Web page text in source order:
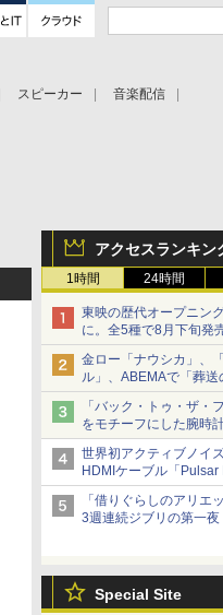
スピーカー
音楽配信
アクセスランキン
1時間 24時間
東映の歴代オープニン
に。全5種で8月下旬発
金ロー「ナウシカ」、
ル」、ABEMAで「葬
など。夏の特番・配信
「バック・トゥ・ザ・
をモチーフにした腕時
世界初アクティブノイ
HDMIケーブル「
から
「借りぐらしのアリエ
3週連続ジブリの第一夜
Special Site